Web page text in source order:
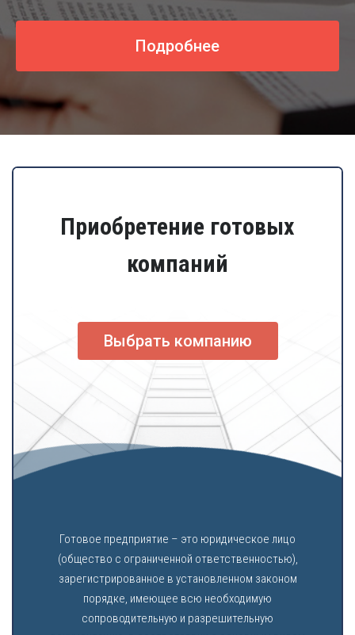
Подробнее
Приобретение готовых
компаний
Выбрать компанию
Готовое предприятие – это юридическое лицо
(общество с ограниченной ответственностью),
зарегистрированное в установленном законом
порядке, имеющее всю необходимую
сопроводительную и разрешительную